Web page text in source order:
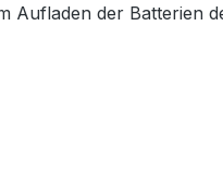
der Batterien